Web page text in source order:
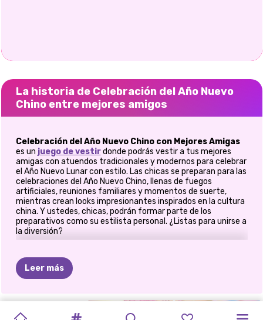
La historia de Celebración del Año Nuevo
Chino entre mejores amigos
Celebración del Año Nuevo Chino con Mejores Amigas
es un juego de vestirdonde podrás vestir a tus mejores
amigas con atuendos tradicionales y modernos para celebrar
el Año Nuevo Lunar con estilo. Las chicas se preparan para las
celebraciones del Año Nuevo Chino, llenas de fuegos
artificiales, reuniones familiares y momentos de suerte,
mientras crean looks impresionantes inspirados en la cultura
china. Y ustedes, chicas, podrán formar parte de los
preparativos como su estilista personal. ¿Listas para unirse a
la diversión?
🎆 Celebra el Año Nuevo Lunar con
estilo y amistad
las tradiciones del Año Nuevo Chino. Desde la primera
elección del atuendo hasta el accesorio final, cada detalle
Leer más
CASCANUECES:
CONCIERTO
&QUOT;
HERMANAS COLECCIÓN